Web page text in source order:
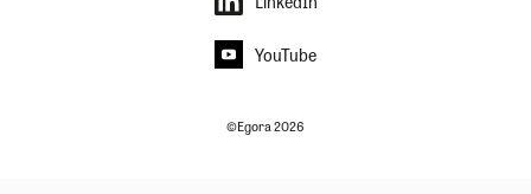
YouTube
©Egora 2026